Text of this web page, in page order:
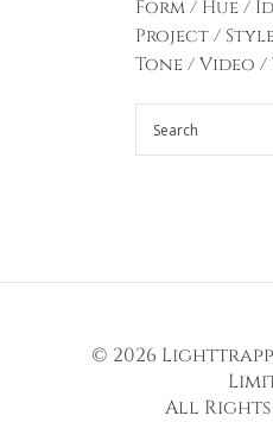
Form
Hue
Project
Tone
Video
© 2026
All Rights